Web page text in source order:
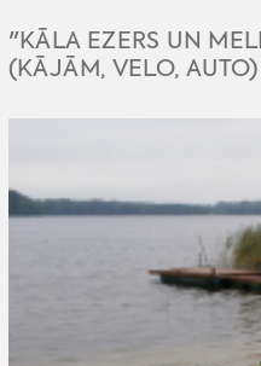
"KĀLA EZERS UN
(KĀJĀM, VELO, AUTO)